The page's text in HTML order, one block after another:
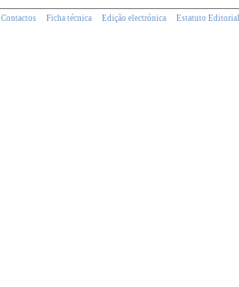
Contactos Ficha técnica Edição electrónica Estatuto Editorial